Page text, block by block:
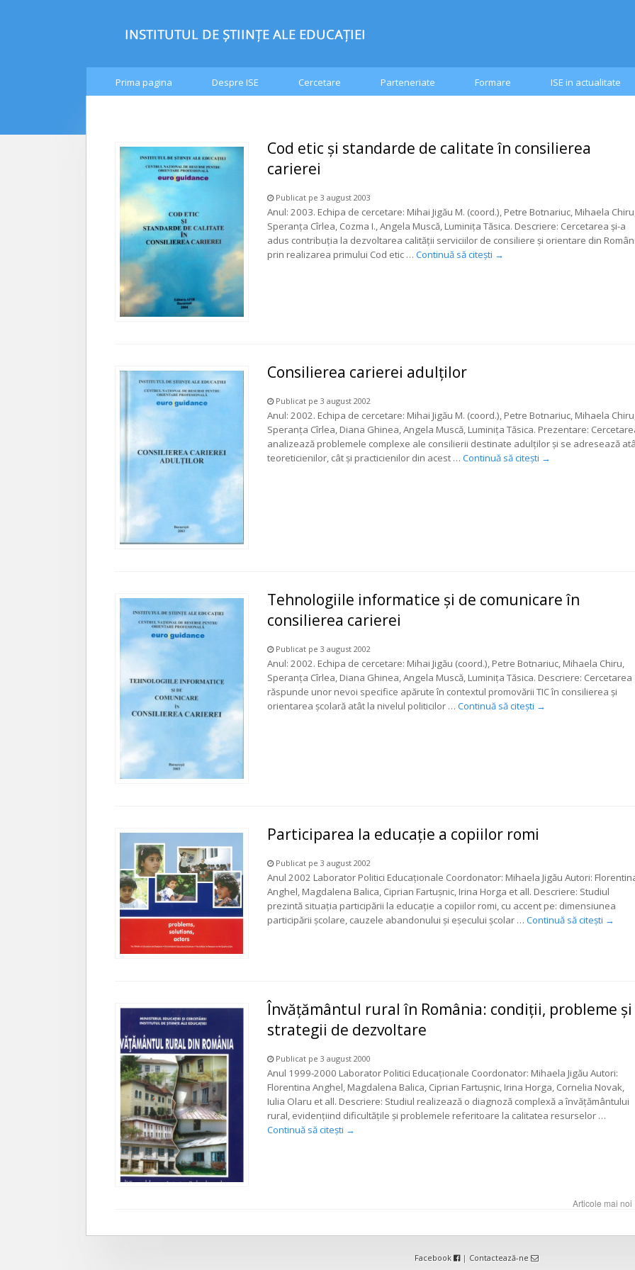
Prima pagina Despre ISE Cercetare Parteneriate Formare ISE in actualitate
Cod etic şi standarde de calitate în consilierea
carierei
Publicat pe 3 august 2003
Anul: 2003. Echipa de cercetare: Mihai Jigău M. (coord.), Petre Botnariuc, Mihaela
Speranţa Cîrlea, Cozma I., Angela Muscă, Luminiţa Tăsica. Descriere: Cercetarea şi-a
adus contribuţia la dezvoltarea calităţii serviciilor de consiliere şi orientare din
prin realizarea primului Cod etic … Continuă să citești →
Consilierea carierei adulţilor
Publicat pe 3 august 2002
Anul: 2002. Echipa de cercetare: Mihai Jigău M. (coord.), Petre Botnariuc, Mihaela
Speranţa Cîrlea, Diana Ghinea, Angela Muscă, Luminiţa Tăsica. Prezentare:
analizează problemele complexe ale consilierii destinate adulţilor şi se adresează
teoreticienilor, cât şi practicienilor din acest … Continuă să citești →
Tehnologiile informatice şi de comunicare în
consilierea carierei
Publicat pe 3 august 2002
Anul: 2002. Echipa de cercetare: Mihai Jigău (coord.), Petre Botnariuc, Mihaela Chiru,
Speranţa Cîrlea, Diana Ghinea, Angela Muscă, Luminiţa Tăsica. Descriere: Cercetarea
răspunde unor nevoi specifice apărute în contextul promovării TIC în consilierea şi
orientarea şcolară atât la nivelul politicilor … Continuă să citești →
Participarea la educaţie a copiilor romi
Publicat pe 3 august 2002
Anul 2002 Laborator Politici Educaţionale Coordonator: Mihaela Jigău Autori:
Anghel, Magdalena Balica, Ciprian Fartuşnic, Irina Horga et all. Descriere: Studiul
prezintă situaţia participării la educaţie a copiilor romi, cu accent pe: dimensiunea
participării şcolare, cauzele abandonului şi eşecului şcolar … Continuă să citești →
Învăţământul rural în România: condiţii, probleme şi
strategii de dezvoltare
Publicat pe 3 august 2000
Anul 1999-2000 Laborator Politici Educaţionale Coordonator: Mihaela Jigău Autori:
Florentina Anghel, Magdalena Balica, Ciprian Fartuşnic, Irina Horga, Cornelia Novak,
Iulia Olaru et all. Descriere: Studiul realizează o diagnoză complexă a învăţământului
rural, evidenţiind dificultăţile şi problemele referitoare la calitatea resurselor …
Continuă să citești →
Articole mai noi
Facebook | Contactează-ne